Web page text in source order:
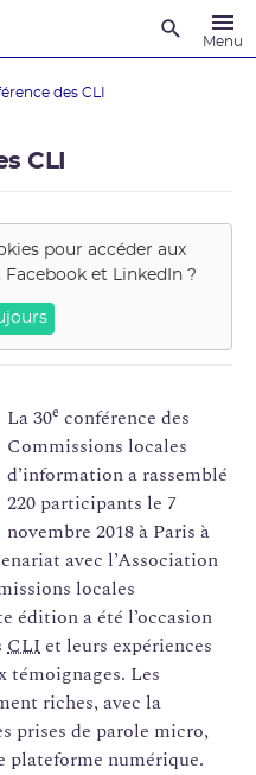
Menu
des CLI
CLI
pour accéder aux
Facebook et LinkedIn ?
La 30e conférence des
Commissions locales
d’information a rassemblé
220 participants le 7
novembre 2018 à Paris à
avec l’Association
locales
édition a été l’occasion
CLIet leurs expériences
témoignages. Les
riches, avec la
prises de parole micro,
plateforme numérique.